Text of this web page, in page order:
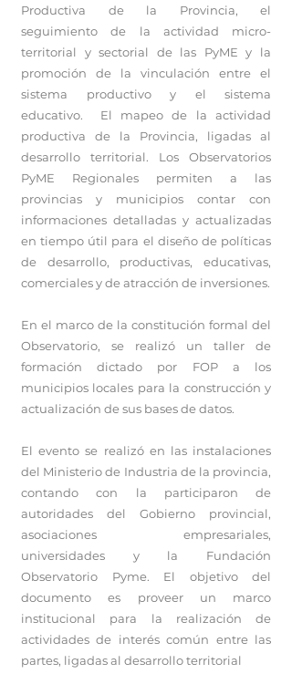
Productiva de la Provincia, el
seguimiento de la actividad micro-
territorial y sectorial de las PyME y la
promoción de la vinculación entre el
sistema productivo y el sistema
educativo. El mapeo de la actividad
productiva de la Provincia, ligadas al
desarrollo territorial. Los Observatorios
PyME Regionales permiten a las
provincias y municipios contar con
informaciones detalladas y actualizadas
en tiempo útil para el diseño de políticas
de desarrollo, productivas, educativas,
comerciales y de atracción de inversiones.
En el marco de la constitución formal del
Observatorio, se realizó un taller de
formación dictado por FOP a los
municipios locales para la construcción y
actualización de sus bases de datos.
El evento se realizó en las instalaciones
del Ministerio de Industria de la provincia,
contando con la participaron de
autoridades del Gobierno provincial,
asociaciones empresariales,
universidades y la Fundación
Observatorio Pyme. El objetivo del
documento es proveer un marco
institucional para la realización de
actividades de interés común entre las
partes, ligadas al desarrollo territorial